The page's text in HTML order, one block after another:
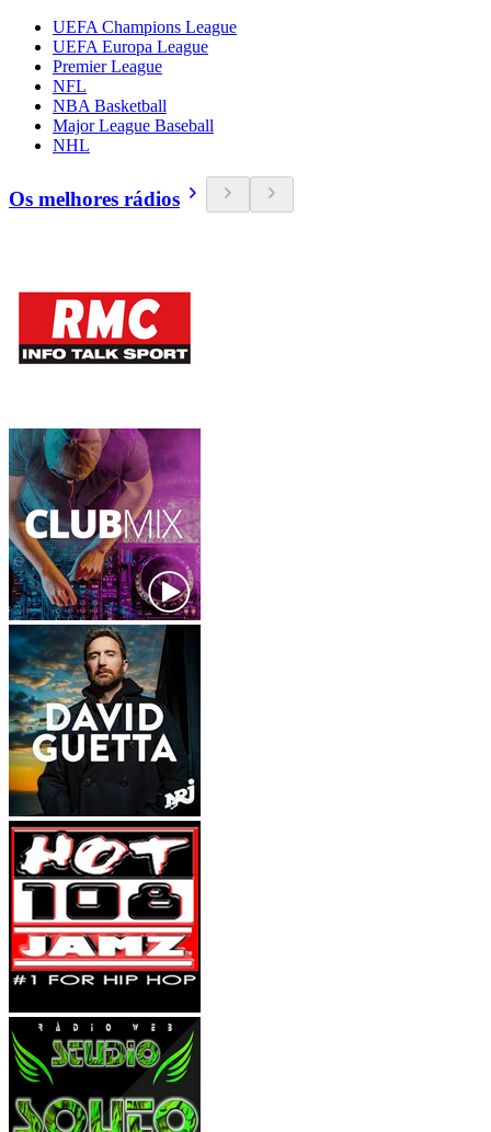
UEFA Champions League
UEFA Europa League
Premier League
NFL
NBA Basketball
Major League Baseball
NHL
Os melhores rádios